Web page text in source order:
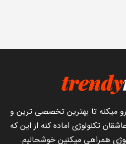
میکنه تا بهترین تخصصی ترین و
تکنولوژی اماده کنه از این که
همراهی میکنین خوشحالیم.